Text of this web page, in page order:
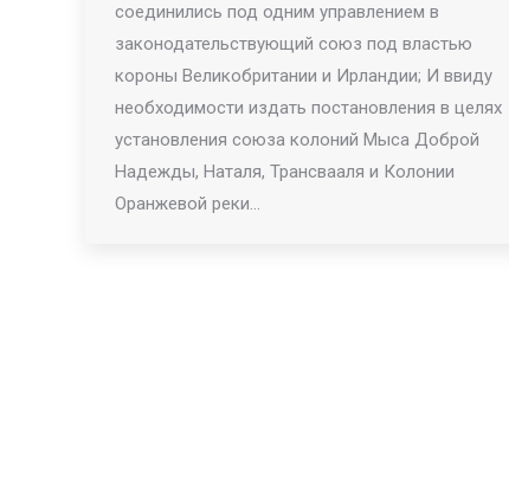
соединились под одним управлением в
законодательствующий союз под властью
короны Великобритании и Ирландии; И ввиду
необходимости издать постановления в целях
установления союза колоний Мыса Доброй
Надежды, Наталя, Трансвааля и Колонии
Оранжевой реки…